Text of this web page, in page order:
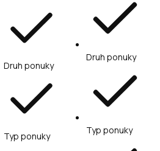
Druh ponuky
Typ ponuky
Druh ponuky
Typ ponuky